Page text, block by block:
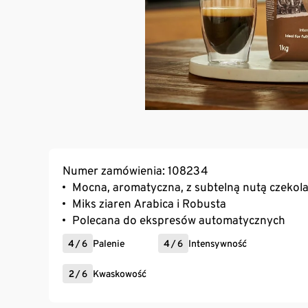
Numer zamówienia: 108234
Mocna, aromatyczna, z subtelną nutą
Miks ziaren Arabica i Robusta
Polecana do ekspresów automatycznych
4/6 Palenie 4/6 Intensywność
2 /6 Kwaskowość